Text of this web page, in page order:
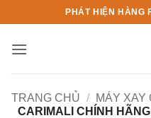
qua
nội
PHÁT HIỆN HÀNG
TRANG CHỦ / MÁY XAY
CARIMALI CHÍNH